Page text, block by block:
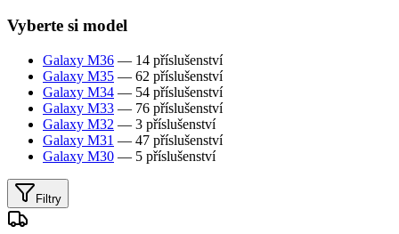
Vyberte si model
Galaxy M36 — 14 příslušenství
Galaxy M35 — 62 příslušenství
Galaxy M34 — 54 příslušenství
Galaxy M33 — 76 příslušenství
Galaxy M32 — 3 příslušenství
Galaxy M31 — 47 příslušenství
Galaxy M30 — 5 příslušenství
Filtry